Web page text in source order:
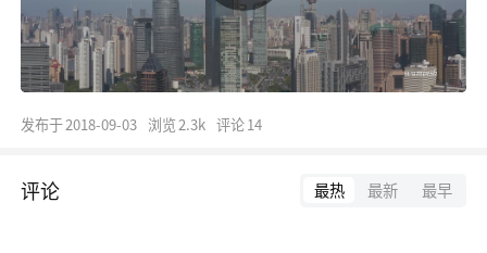
发布于2018-09-03 浏览2.3k 评论14
评论 最热 最新 最早